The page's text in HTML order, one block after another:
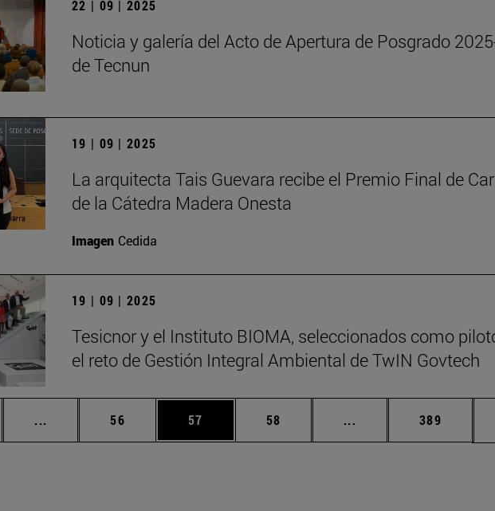
22 | 09 | 2025
Noticia y galería del Acto de Apertura de Posgrado
de Tecnun
19 | 09 | 2025
La arquitecta Tais Guevara recibe el Premio Final de
de la Cátedra Madera Onesta
Imagen Cedida
19 | 09 | 2025
Tesicnor y el Instituto BIOMA, seleccionados como
el reto de Gestión Integral Ambiental de TwIN Govtech
... Páginas intermedias Use TAB para desplazarse.
Página
56 Página
57 Página
58 ... Páginas intermedias
Página
389